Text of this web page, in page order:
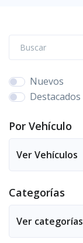
Nuevos
Destacados
Por Vehículo
Ver Vehículos
Categorías
Ver categorías